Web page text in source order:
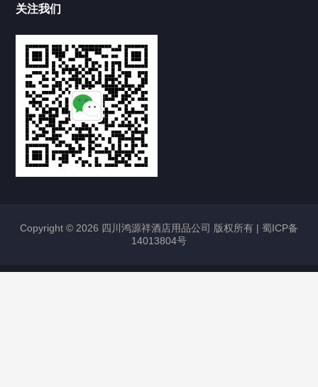
关注我们
Copyright © 2026 四川鸿源祥酒店用品公司 版权所有 | 蜀ICP备
14013804号